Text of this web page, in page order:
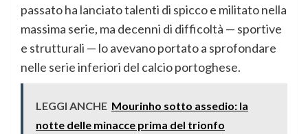
passato ha lanciato talenti di spicco e militato nella
massima serie, ma decenni di difficoltà — sportive
e strutturali — lo avevano portato a sprofondare
nelle serie inferiori del calcio portoghese.
LEGGI ANCHE Mourinho sotto assedio: la
notte delle minacce prima del trionfo